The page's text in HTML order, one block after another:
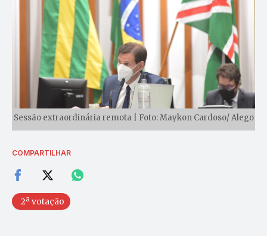
Sessão extraordinária remota | Foto: Maykon Cardoso/ Alego
COMPARTILHAR
2ª votação